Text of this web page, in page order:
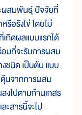
ผสมพันธุ์ ปัจจัยที่
รือรังไข่ โดยไม่
กิดผลแบบแรกได้
มที่จะรับการผสม
ชนิด เป็นต้น แบบ
ตุ้นจากการผสม
งไปตามก้านเกสร
ะสารนี้จะไป